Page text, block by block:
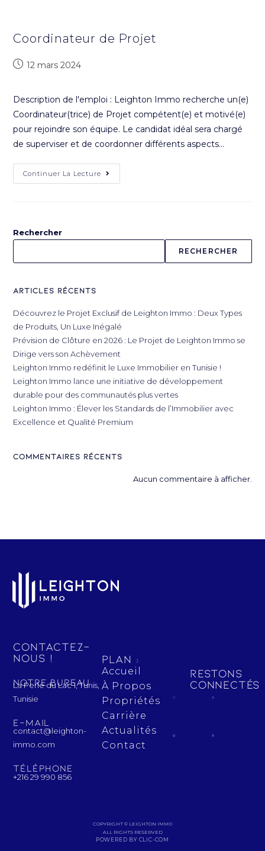
Coordinateur de Projet
12 mars 2024
Description de l'emploi : Leighton Immo recherche un(e)
Coordinateur(trice) de Projet compétent(e) et motivé(e)
pour rejoindre son équipe. Le candidat idéal sera chargé
de superviser et de coordonner différents aspects…
Continuer La Lecture
Rechercher
RECHERCHER
Articles récents
Découvrez le Projet Exclusif de Leighton Immo : Deux Types
de Produits, Un Luxe Inégalé
Prévision de Clôture en 2026 : Le Projet de Leighton Immo se
Dirige vers son Achèvement
Leighton Immo redéfinit le Luxe Immobilier en Tunisie !
Leighton Immo lance une initiative de développement
durable pour des communautés plus vertes
Leighton Immo : Élever les Standards de l’Immobilier avec
Excellence et Qualité Premium
Commentaires récents
Aucun commentaire à afficher.
Contactez-
nous !
Notre bureau
La Perle du Lac 1, Tunis,
Tunisie
E-mail
contact@leighton-
immo.com
Téléphone
+216 29 990 856
Plan :
Accueil
À Propos
Propriétés
Carrière
Actualités
Contact
Restons
connectés
COPYRIGHT © LEIGHTON IMMO
ALL RIGHTS RESERVED
POWERED BY CLIC-COM